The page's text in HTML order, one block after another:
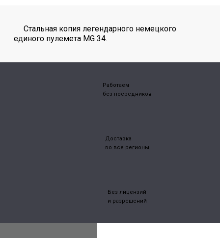
Стальная копия легендарного немецкого
единого пулемета MG 34.
Работаем
без посредников
Доставка
во все регионы
Без лицензий
и разрешений